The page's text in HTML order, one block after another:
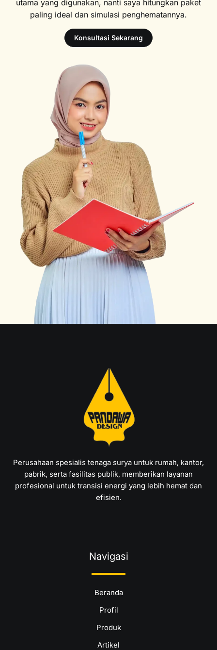
utama yang digunakan, nanti saya hitungkan paket
paling ideal dan simulasi penghematannya.
Konsultasi Sekarang
Perusahaan spesialis tenaga surya untuk rumah, kantor,
pabrik, serta fasilitas publik, memberikan layanan
profesional untuk transisi energi yang lebih hemat dan
efisien.
Navigasi
Beranda
Profil
Produk
Artikel